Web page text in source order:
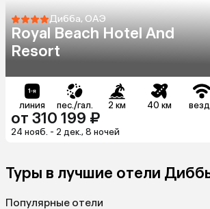
Дибба, ОАЭ
Royal Beach Hotel And
Resort
линия пес./гал. 2 км 40 км
от 310 199 ₽
24 нояб. - 2 дек., 8 ночей
Туры в лучшие отели
Популярные отели